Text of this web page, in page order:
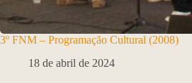
3º FNM – Programação Cultural (2008)
18 de abril de 2024